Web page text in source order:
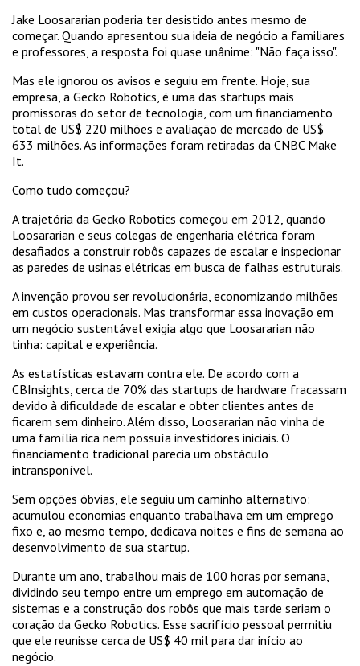
Jake Loosararian poderia ter desistido antes mesmo de
começar. Quando apresentou sua ideia de negócio a familiares
e professores, a resposta foi quase unânime: "Não faça isso".
Mas ele ignorou os avisos e seguiu em frente. Hoje, sua
empresa, a Gecko Robotics, é uma das startups mais
promissoras do setor de tecnologia, com um financiamento
total de US$ 220 milhões e avaliação de mercado de US$
633 milhões. As informações foram retiradas da CNBC Make
It.
Como tudo começou?
A trajetória da Gecko Robotics começou em 2012, quando
Loosararian e seus colegas de engenharia elétrica foram
desafiados a construir robôs capazes de escalar e inspecionar
as paredes de usinas elétricas em busca de falhas estruturais.
A invenção provou ser revolucionária, economizando milhões
em custos operacionais. Mas transformar essa inovação em
um negócio sustentável exigia algo que Loosararian não
tinha: capital e experiência.
As estatísticas estavam contra ele. De acordo com a
CBInsights, cerca de 70% das startups de hardware fracassam
devido à dificuldade de escalar e obter clientes antes de
ficarem sem dinheiro. Além disso, Loosararian não vinha de
uma família rica nem possuía investidores iniciais. O
financiamento tradicional parecia um obstáculo
intransponível.
Sem opções óbvias, ele seguiu um caminho alternativo:
acumulou economias enquanto trabalhava em um emprego
fixo e, ao mesmo tempo, dedicava noites e fins de semana ao
desenvolvimento de sua startup.
Durante um ano, trabalhou mais de 100 horas por semana,
dividindo seu tempo entre um emprego em automação de
sistemas e a construção dos robôs que mais tarde seriam o
coração da Gecko Robotics. Esse sacrifício pessoal permitiu
que ele reunisse cerca de US$ 40 mil para dar início ao
negócio.